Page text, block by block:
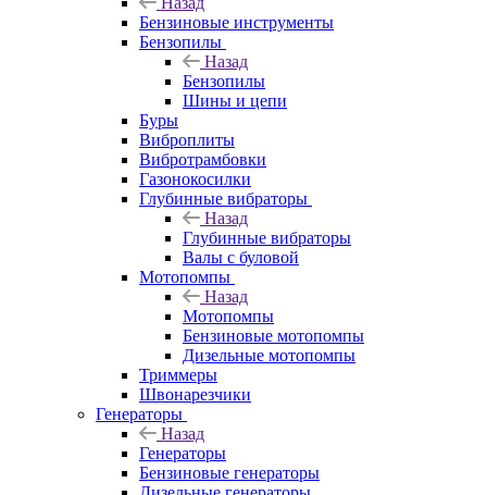
Бензиновые инструменты
Бензопилы
Назад
Бензопилы
Шины и цепи
Буры
Виброплиты
Вибротрамбовки
Газонокосилки
Глубинные вибраторы
Назад
Глубинные вибраторы
Валы с буловой
Мотопомпы
Назад
Мотопомпы
Бензиновые мотопомпы
Дизельные мотопомпы
Триммеры
Швонарезчики
Генераторы
Назад
Генераторы
Бензиновые генераторы